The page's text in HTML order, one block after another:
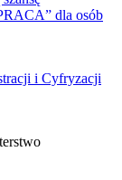
dla osób